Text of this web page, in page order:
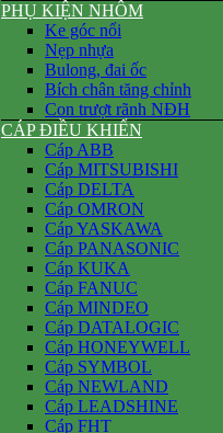
PHỤ KIỆN NHÔM
Ke góc nổi
Nẹp nhựa
Bulong, đai ốc
Bích chân tăng chỉnh
Con trượt rãnh NĐH
CÁP ĐIỀU KHIỂN
Cáp ABB
Cáp MITSUBISHI
Cáp DELTA
Cáp OMRON
Cáp YASKAWA
Cáp PANASONIC
Cáp KUKA
Cáp FANUC
Cáp MINDEO
Cáp DATALOGIC
Cáp HONEYWELL
Cáp SYMBOL
Cáp NEWLAND
Cáp LEADSHINE
Cáp FHT